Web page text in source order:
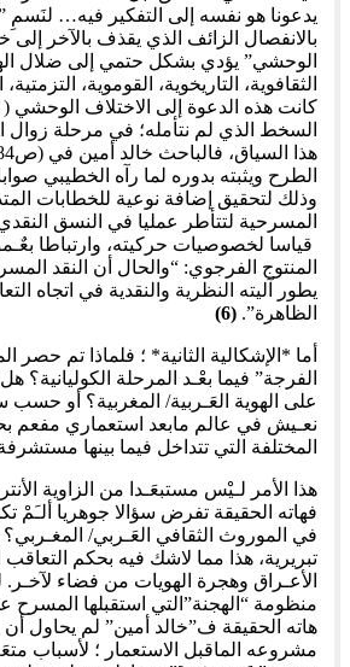
يدعونا هو نفسه إلى التفكير فيه… لنَسمِ
بالانفصال الزائف الذي يقذف بالآخر
الوحشي” يؤدي بشكل حتمي إلى ضلال
الثقافوية، التاريخوية، القوموية،
كانت هذه الدعوة إلى الاختلاف الوحشي
السخط الذي لم نتأمله؛ في مرحلة زوال
الطرح ويثبته بدوره لما رآه الخطيبي
وذلك لتحقيق إضافة نوعية للخطابات
المسرحية لتتأطر عمليا في النسق
قياسا لخصوصيات حركيته، وارتباطا
المنتوج الفرجوي: “والحال أن النقد
يطور آليته النظرية والنقدية في اتجاه
الظاهرة”. (6)
أما *الإشكالية الثانية* ؛ فلماذا تم
الفرجة” فيما بعْـد المرحلة الكوليانية؟
على الهوية العَـربية/ المغربية؟ أو حسب
نعـيش في عالم مابعد استعماري مفعم
المختلفة التي تتداخل فيما بينها
هذا الأمر لـيْس مستبعَـدا من الزاوية
فهاته الحقيقة تفرض سؤالا جوهريا ألـَمْ
في الموروث الثقافي العَـربي/
تبريرية، هذا مما لاشك فيه بحكم التعاقب
الأعـراق وهجرة الهويات من فضاء
منظومة “الهجنة”التي استقبلها
هاته الحقيقة ف”خالد أمين” لم يحاول أن
مشروعه الماقبل الاستعمار ؛ لأسباب